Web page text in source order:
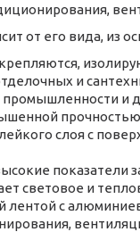
от его вида,
и
и
слоя с
показатели
световое и
лентой с